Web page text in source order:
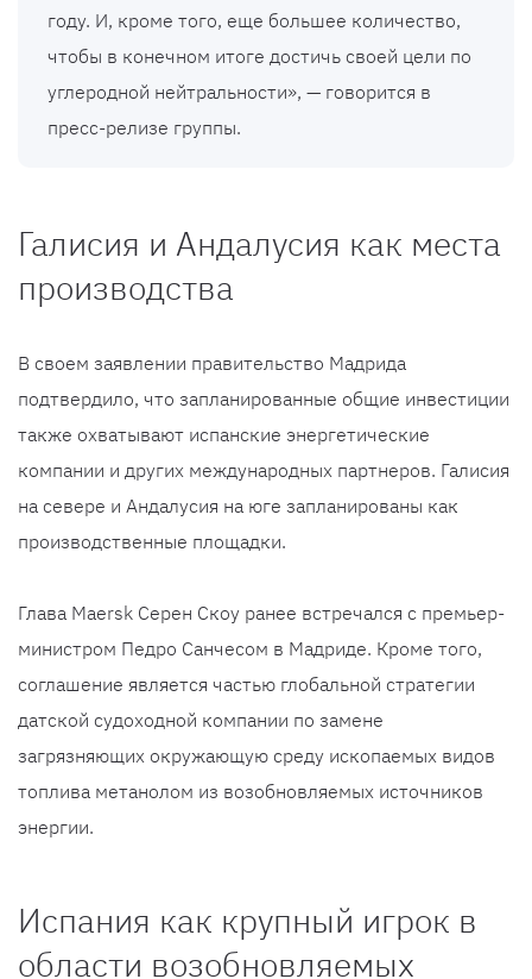
году. И, кроме того, еще большее количество,
чтобы в конечном итоге достичь своей цели по
углеродной нейтральности», — говорится в
пресс-релизе группы.
Галисия и Андалусия как места
производства
В своем заявлении правительство Мадрида
подтвердило, что запланированные общие инвестиции
также охватывают испанские энергетические
компании и других международных партнеров. Галисия
на севере и Андалусия на юге запланированы как
производственные площадки.
Глава Maersk Серен Скоу ранее встречался с премьер-
министром Педро Санчесом в Мадриде. Кроме того,
соглашение является частью глобальной стратегии
датской судоходной компании по замене
загрязняющих окружающую среду ископаемых видов
топлива метанолом из возобновляемых источников
энергии.
Испания как крупный игрок в
области возобновляемых